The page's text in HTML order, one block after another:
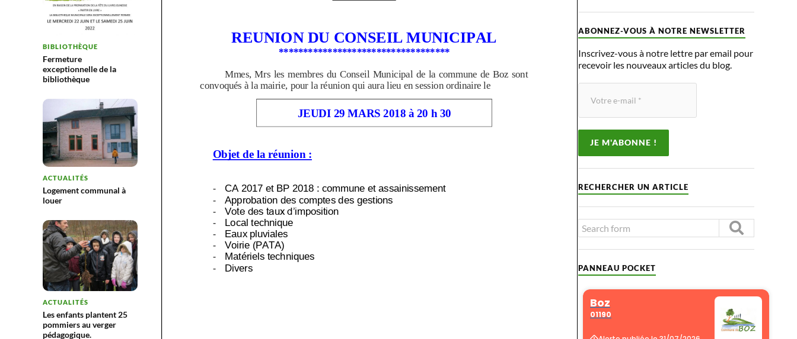
BIBLIOTHÈQUE
Fermeture
exceptionnelle de la
bibliothèque
ACTUALITÉS
Logement communal à
louer
ACTUALITÉS
Les enfants plantent 25
pommiers au verger
pédagogique.
ABONNEZ-VOUS À NOTRE NEWSLETTER
Inscrivez-vous à notre lettre par email pour
recevoir les nouveaux articles du blog.
RECHERCHER UN ARTICLE
PANNEAU POCKET